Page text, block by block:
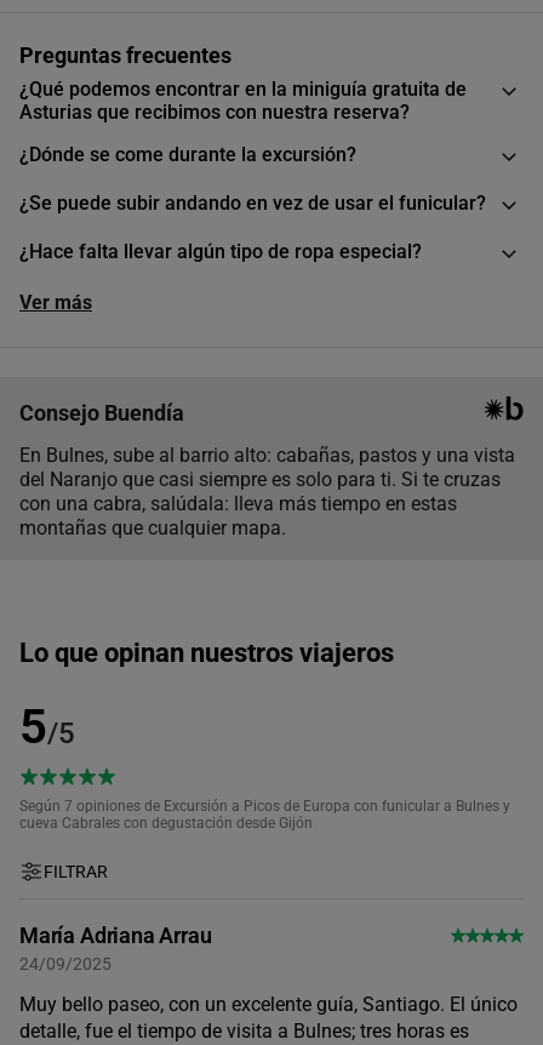
Preguntas frecuentes
¿Qué podemos encontrar en la miniguía gratuita de
Asturias que recibimos con nuestra reserva?
¿Dónde se come durante la excursión?
¿Se puede subir andando en vez de usar el funicular?
¿Hace falta llevar algún tipo de ropa especial?
Ver más
Consejo Buendía
En Bulnes, sube al barrio alto: cabañas, pastos y una vista
del Naranjo que casi siempre es solo para ti. Si te cruzas
con una cabra, salúdala: lleva más tiempo en estas
montañas que cualquier mapa.
Lo que opinan nuestros viajeros
5/5
Según 7 opiniones de Excursión a Picos de Europa con funicular a Bulnes y
cueva Cabrales con degustación desde Gijón
FILTRAR
María Adriana Arrau
24/09/2025
Muy bello paseo, con un excelente guía, Santiago. El único
detalle, fue el tiempo de visita a Bulnes; tres horas es